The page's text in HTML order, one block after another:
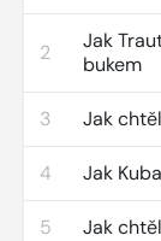
2
Jak
bukem
3 Jak
4 Jak
5 Jak